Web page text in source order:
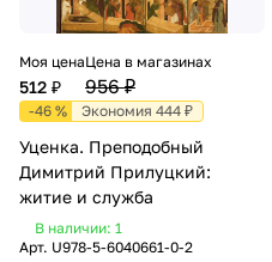
Моя цена
512 ₽
Цена в магазинах
956 ₽
-46 % Экономия 444 ₽
Уценка. Преподобный
Димитрий Прилуцкий:
житие и служба
В наличии: 1
Арт. U978-5-6040661-0-2